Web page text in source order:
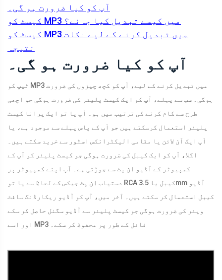
آپ کو کیا ضرورت ہو گی۔
کیسٹ کو MP3 میں کیسے تبدیل کیا جائے؟
کیسٹ کو MP3 میں تبدیل کرنے کے لیے نکات
نتیجہ
آپ کو کیا ضرورت ہو گی۔
ٹیپ کو MP3 میں تبدیل کرنے کے لیے، آپ کو کچھ چیزوں کی ضرورت
ہوگی۔ سب سے پہلے، آپ کو ایک کیسٹ پلیئر کی ضرورت ہوگی جو اچھی
طرح سے کام کرنے کی ترتیب میں ہو۔ آپ یا تو ایک پرانا کیسٹ
پلیئر استعمال کرسکتے ہیں جو آپ کے پاس پہلے سے موجود ہے، یا
آپ ایک آن لائن یا مقامی الیکٹرانکس اسٹور سے خرید سکتے ہیں۔
اگلا، آپ کو ایک کیبل کی ضرورت ہوگی جو کیسٹ پلیئر کو آپ کے
کمپیوٹر کے آڈیو ان پٹ سے جوڑتی ہے۔ آپ اپنے کمپیوٹر پر
دستیاب ان پٹ جیکس کے لحاظ سے یا تو RCA کیبل یا 3.5mm آڈیو
کیبل استعمال کر سکتے ہیں۔ آخر میں، آپ کو آڈیو ریکارڈنگ سافٹ
ویئر کی ضرورت ہوگی جو کیسٹ پلیئر سے آڈیو سگنل حاصل کر سکے
اور اسے MP3 فائل کے طور پر محفوظ کر سکے۔